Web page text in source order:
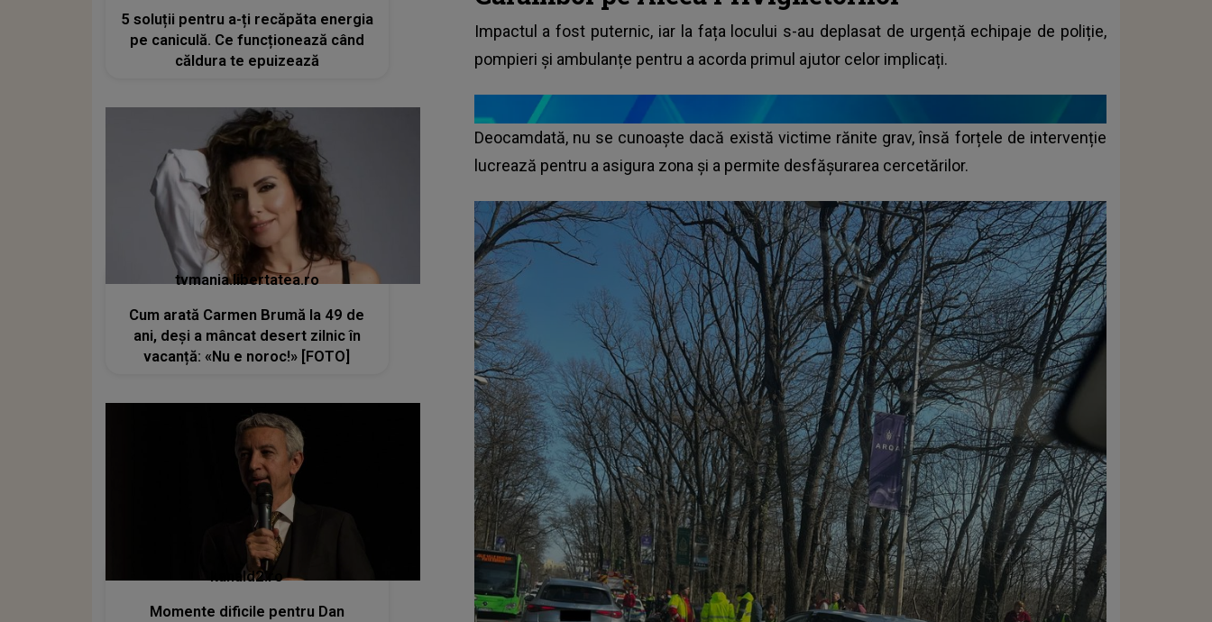
Impactul a fost puternic, iar la fața locului s-au deplasat de urgență echipaje de poliție,
pompieri și ambulanțe pentru a acorda primul ajutor celor implicați.
Deocamdată, nu se cunoaște dacă există victime rănite grav, însă forțele de intervenție
lucrează pentru a asigura zona și a permite desfășurarea cercetărilor.
5 soluții pentru a-ți recăpăta energia
pe caniculă. Ce funcționează când
căldura te epuizează
tvmania.libertatea.ro
Cum arată Carmen Brumă la 49 de
ani, deși a mâncat desert zilnic în
vacanță: «Nu e noroc!» [FOTO]
kanald2.ro
Momente dificile pentru Dan